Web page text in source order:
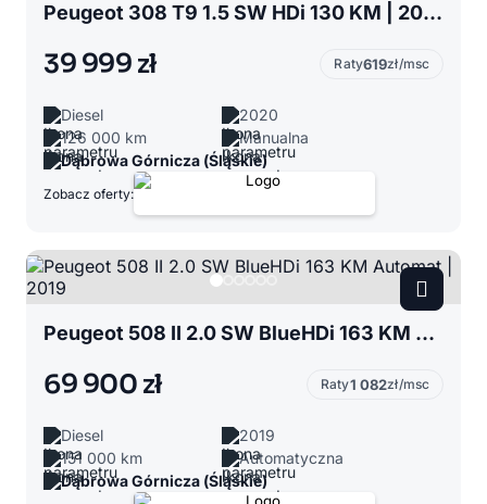
Peugeot 308 T9 1.5 SW HDi 130 KM | 2020 | Kombi |
39 999 zł Raty619zł/msc
Diesel
2020
126 000 km
Manualna
Dąbrowa Górnicza (Śląskie)
Zobacz oferty:
Peugeot 508 II 2.0 SW BlueHDi 163 KM Automat | 2019
69 900 zł Raty1 082zł/msc
Diesel
2019
151 000 km
Automatyczna
Dąbrowa Górnicza (Śląskie)